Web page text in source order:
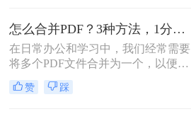
怎么合并PDF？3种方法，1分钟轻松搞定！！
在日常办公和学习中，我们经常需要
将多个PDF文件合并为一个，以便于
分享、存储和管理。那么怎么合并pdf
呢？本文将介绍四种合并PDF的方
赞 踩